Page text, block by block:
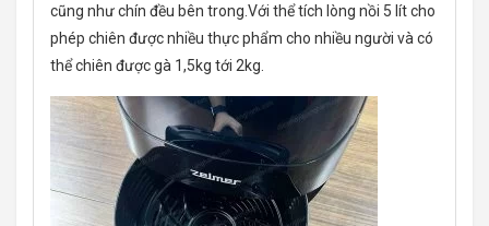
cũng như chín đều bên trong.Với thể tích lòng nồi 5 lít cho
phép chiên được nhiều thực phẩm cho nhiều người và có
thể chiên được gà 1,5kg tới 2kg.